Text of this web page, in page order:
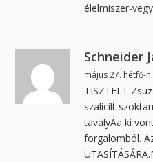
élelmiszer-
Schneider
május 27. hétfő-
TISZTELT
szalicilt
tavalyAa ki
forgalomból.